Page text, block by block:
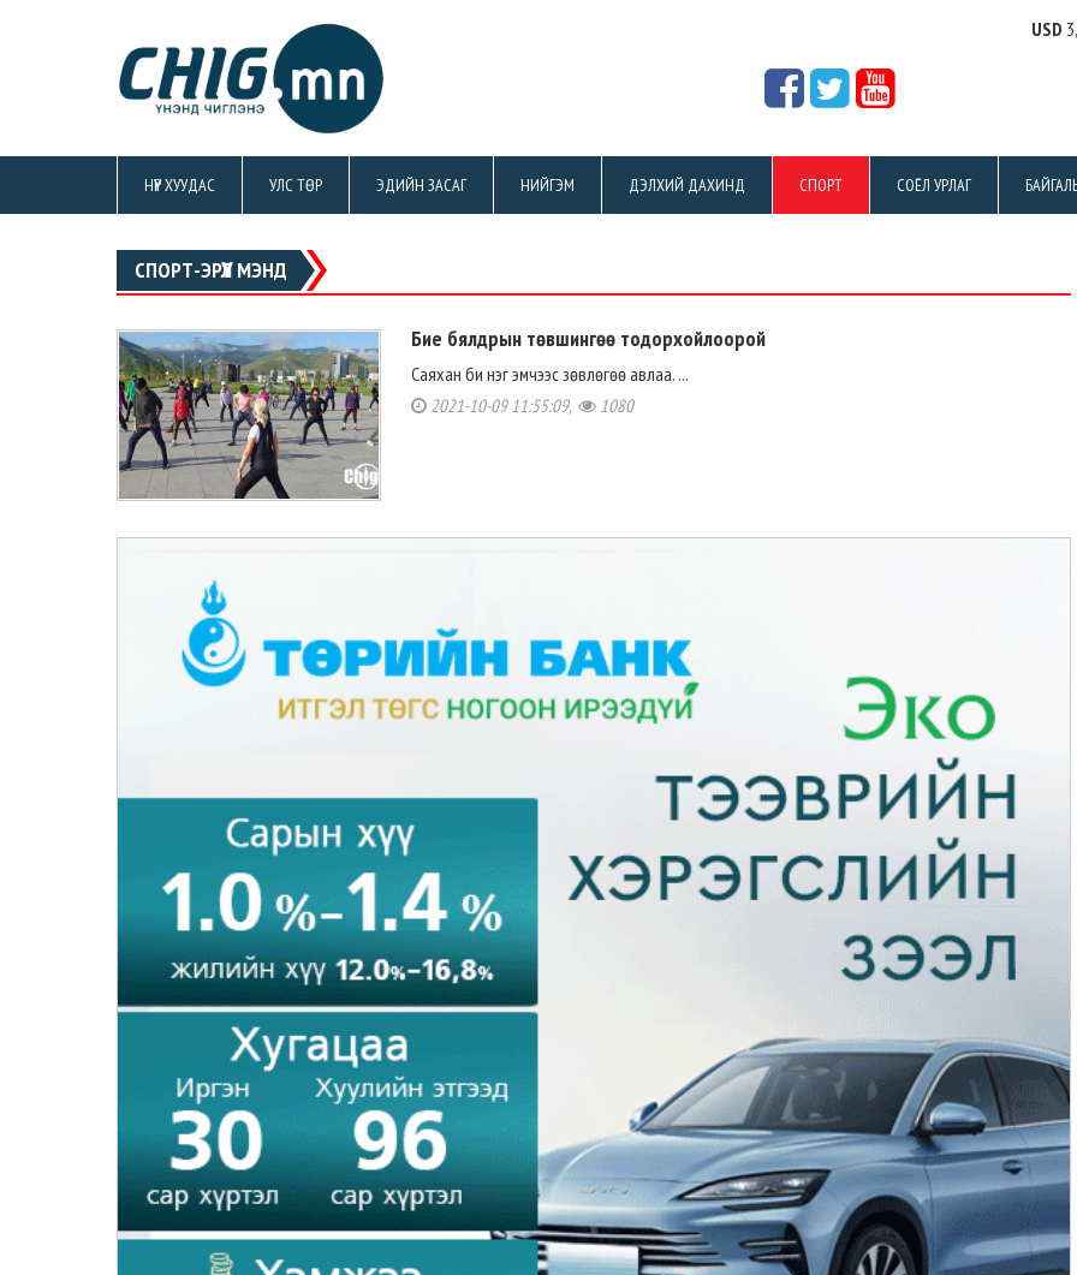
USD
НҮҮР ХУУДАС УЛС ТӨР ЭДИЙН ЗАСАГ НИЙГЭМ ДЭЛХИЙ ДАХИНД СПОРТ СОЁЛ УРЛАГ
СПОРТ-ЭРҮҮЛ МЭНД
Бие бялдрын төвшингөө тодорхойлоорой
Саяхан би нэг эмчээс зөвлөгөө авлаа. ...
2021-10-09 11:55:09, 1080